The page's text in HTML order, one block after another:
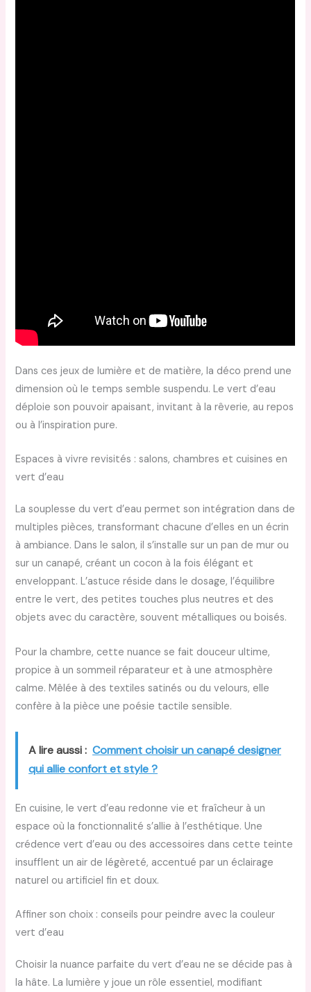
Dans ces jeux de lumière et de matière, la déco prend une
dimension où le temps semble suspendu. Le vert d’eau
déploie son pouvoir apaisant, invitant à la rêverie, au repos
ou à l’inspiration pure.
Espaces à vivre revisités : salons, chambres et cuisines en
vert d’eau
La souplesse du vert d’eau permet son intégration dans de
multiples pièces, transformant chacune d’elles en un écrin
à ambiance. Dans le salon, il s’installe sur un pan de mur ou
sur un canapé, créant un cocon à la fois élégant et
enveloppant. L’astuce réside dans le dosage, l’équilibre
entre le vert, des petites touches plus neutres et des
objets avec du caractère, souvent métalliques ou boisés.
Pour la chambre, cette nuance se fait douceur ultime,
propice à un sommeil réparateur et à une atmosphère
calme. Mêlée à des textiles satinés ou du velours, elle
confère à la pièce une poésie tactile sensible.
A lire aussi : Comment choisir un canapé designer
qui allie confort et style ?
En cuisine, le vert d’eau redonne vie et fraîcheur à un
espace où la fonctionnalité s’allie à l’esthétique. Une
crédence vert d’eau ou des accessoires dans cette teinte
insufflent un air de légèreté, accentué par un éclairage
naturel ou artificiel fin et doux.
Affiner son choix : conseils pour peindre avec la couleur
vert d’eau
Choisir la nuance parfaite du vert d’eau ne se décide pas à
la hâte. La lumière y joue un rôle essentiel, modifiant